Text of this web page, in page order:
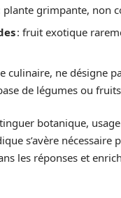
plante grimpante, non
: fruit exotique
culinaire, ne désigne
de légumes ou
botanique,
s’avère nécessaire
les réponses et